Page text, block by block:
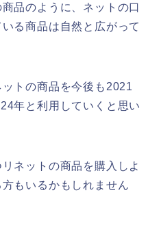
品のように、ネットの口
る商品は自然と広がって
トの商品を今後も2021
年と利用していくと思い
ネットの商品を購入しよ
もいるかもしれません